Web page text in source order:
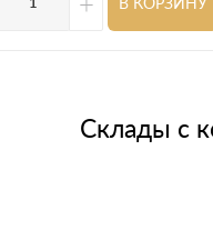
Склады с